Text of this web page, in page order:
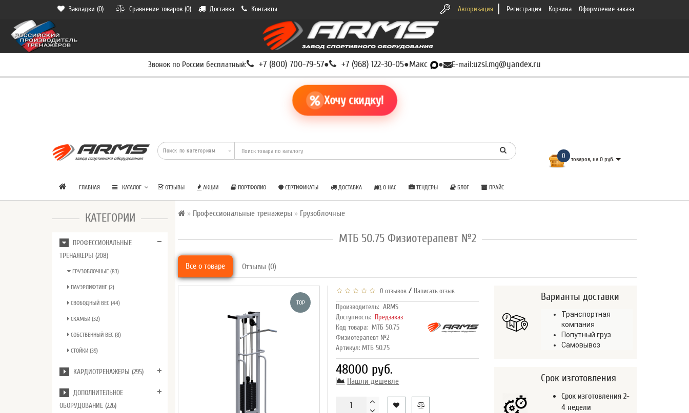
Закладки (0) Сравнение товаров (0) Доставка Контакты Авторизация Регистрация Корзина Оформление заказа
Звонок по России бесплатный: +7 (800) 700-79-57● +7 (968) 122-30-05●Макс ● E-mail:uzsi.mg@yandex.ru
Хочу скидку!
0 товаров, на 0 руб.
ГЛАВНАЯ КАТАЛОГ ОТЗЫВЫ АКЦИИ ПОРТФОЛИО СЕРТИФИКАТЫ ДОСТАВКА О НАС ТЕНДЕРЫ БЛОГ ПРАЙС
КАТЕГОРИИ
ПРОФЕССИОНАЛЬНЫЕ
ТРЕНАЖЕРЫ (208)
ГРУЗОБЛОЧНЫЕ (83)
ПАУЭРЛИФТИНГ (2)
СВОБОДНЫЙ ВЕС (44)
СКАМЬИ (32)
СОБСТВЕННЫЙ ВЕС (8)
СТОЙКИ (39)
КАРДИОТРЕНАЖЕРЫ (295)
ДОПОЛНИТЕЛЬНОЕ
ОБОРУДОВАНИЕ (226)
Профессиональные тренажеры Грузоблочные
МТБ 50.75 Физиотерапевт №2
Все о товаре Отзывы (0)
TOP
0 отзывов / Написать отзыв
Производитель: ARMS
Доступность: Предзаказ
Код товара: МТБ 50.75
Физиотерапевт №2
Артикул: МТБ 50.75
48000 руб.
Нашли дешевле
Варианты доставки
Транспортная
компания
Попутный груз
Самовывоз
Срок изготовления
Срок изготовления 2-
4 недели